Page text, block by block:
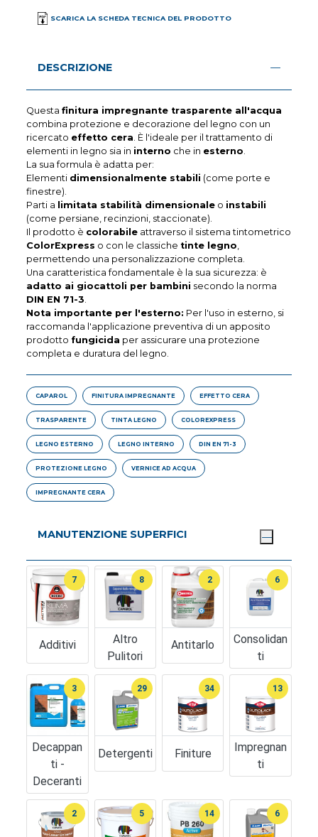
SCARICA LA SCHEDA TECNICA DEL PRODOTTO
DESCRIZIONE
Questafinitura impregnante trasparente all'acqua
combina protezione e decorazione del legno con un
ricercato effetto cera. È l'ideale per il trattamento di
elementi in legno sia in interno che in esterno.
La sua formula è adatta per:
Elementi dimensionalmente stabili (come porte e
finestre).
Parti a limitata stabilità dimensionale o instabili
(come persiane, recinzioni, staccionate).
Il prodotto è colorabile attraverso il sistema tintometrico
ColorExpress o con le classiche tinte legno,
permettendo una personalizzazione completa.
Una caratteristica fondamentale è la sua sicurezza: è
adatto ai giocattoli per bambini secondo la norma
DIN EN 71-3.
Nota importante per l'esterno: Per l'uso in esterno, si
raccomanda l'applicazione preventiva di un apposito
prodotto fungicida per assicurare una protezione
completa e duratura del legno.
CAPAROL FINITURA IMPREGNANTE EFFETTO CERA
TRASPARENTE TINTA LEGNO COLOREXPRESS
LEGNO ESTERNO LEGNO INTERNO DIN EN 71-3
PROTEZIONE LEGNO VERNICE AD ACQUA
IMPREGNANTE CERA
MANUTENZIONE SUPERFICI
Additivi
7
Altro
Pulitori
8
Antitarlo
2
Consolidan
Ti
6
Decappan
Ti -
Deceranti
3
Detergenti
29
Finiture
34
Impregnan
Ti
13
2 5 14 6